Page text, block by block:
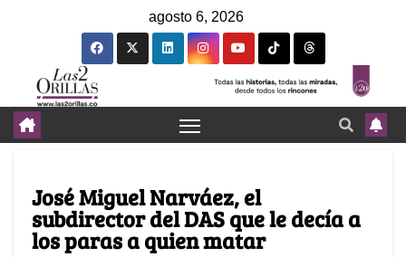
agosto 6, 2026
José Miguel Narváez, el
subdirector del DAS que le decía a
los paras a quien matar